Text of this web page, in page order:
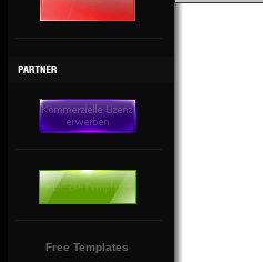
Free Templates